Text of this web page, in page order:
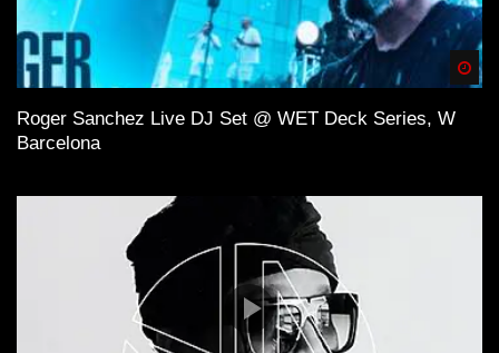
Roger Sanchez Live DJ Set @ WET Deck Series, W
Barcelona